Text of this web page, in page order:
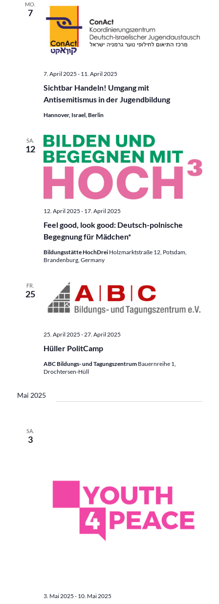
MO.
7
Sichtbar Handeln! Umgang mit
Antisemitismus in der Jugendbildung
7. April 2025 - 11. April 2025
Hannover, Israel, Berlin
SA.
12
Feel good, look good: Deutsch-polnische
Begegnung für Mädchen*
12. April 2025 - 17. April 2025
Bildungsstätte HochDrei Holzmarktstraße 12, Potsdam,
Brandenburg, Germany
FR.
25
Hüller PolitCamp
25. April 2025 - 27. April 2025
ABC Bildungs- und Tagungszentrum Bauernreihe 1,
Drochtersen-Hüll
Mai 2025
SA.
3
3. Mai 2025 - 10. Mai 2025